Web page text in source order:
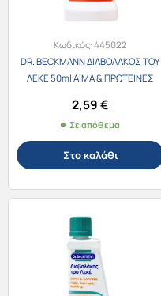
Κωδικός:445022
DR. BECKMANN ΔΙΑΒΟΛΑΚΟΣ ΤΟΥ
ΛΕΚΕ 50ml ΑΙΜΑ & ΠΡΩΤΕΙΝΕΣ
2,59€
Σε απόθεμα
Στο καλάθι